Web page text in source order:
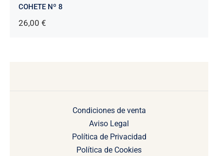
COHETE Nº 8
26,00 €
Condiciones de venta
Aviso Legal
Política de Privacidad
Política de Cookies